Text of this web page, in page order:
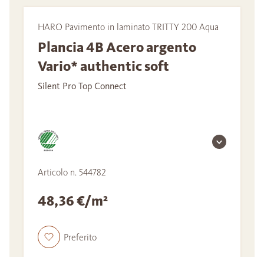
HARO Pavimento in laminato TRITTY 200 Aqua
Plancia 4B Acero argento
Vario* authentic soft
Silent Pro Top Connect
Articolo n. 544782
48,36 €/m²
Preferito